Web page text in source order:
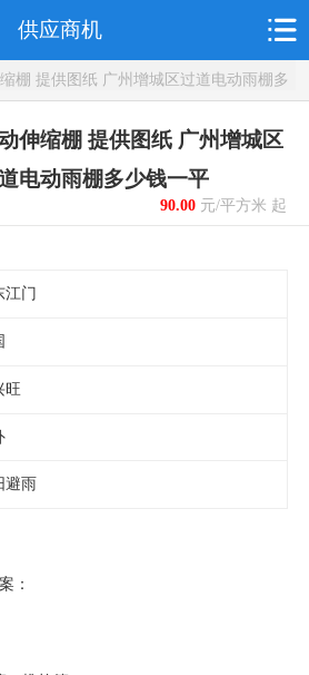
供应商机
棚 提供图纸 广州增城区过道电动雨棚多
伸缩棚 提供图纸 广州增城区
电动雨棚多少钱一平
90.00元/平方米 起
江门
旺
避雨
：